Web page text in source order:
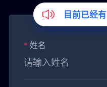
* 姓名
目前已经有